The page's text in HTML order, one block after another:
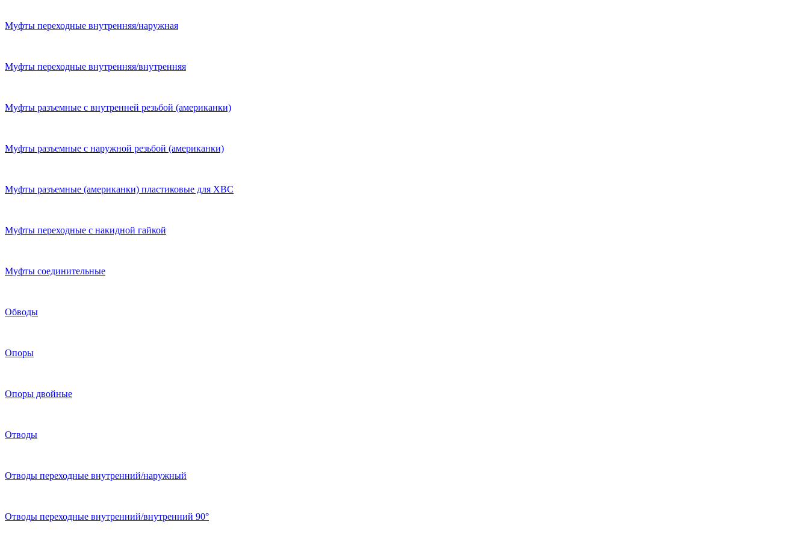
Муфты переходные внутренняя/наружная
Муфты переходные внутренняя/внутренняя
Муфты разъемные с внутренней резьбой (американки)
Муфты разъемные с наружной резьбой (американки)
Муфты разъемные (американки) пластиковые для ХВС
Муфты переходные с накидной гайкой
Муфты соединительные
Обводы
Опоры
Опоры двойные
Отводы
Отводы переходные внутренний/наружный
Отводы переходные внутренний/внутренний 90°